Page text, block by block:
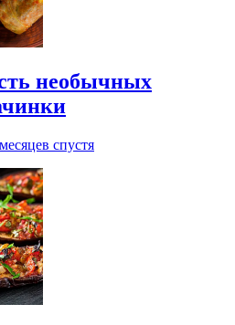
необычных
спустя